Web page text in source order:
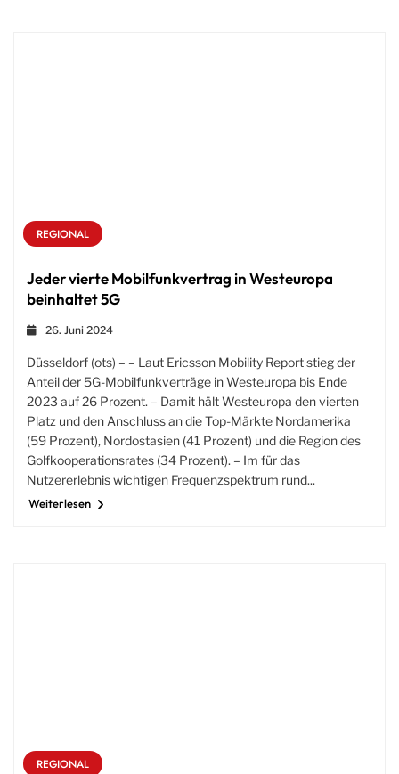
REGIONAL
Jeder vierte Mobilfunkvertrag in Westeuropa
beinhaltet 5G
26. Juni 2024
Düsseldorf (ots) – – Laut Ericsson Mobility Report stieg der
Anteil der 5G-Mobilfunkverträge in Westeuropa bis Ende
2023 auf 26 Prozent. – Damit hält Westeuropa den vierten
Platz und den Anschluss an die Top-Märkte Nordamerika
(59 Prozent), Nordostasien (41 Prozent) und die Region des
Golfkooperationsrates (34 Prozent). – Im für das
Nutzererlebnis wichtigen Frequenzspektrum rund...
Weiterlesen
REGIONAL